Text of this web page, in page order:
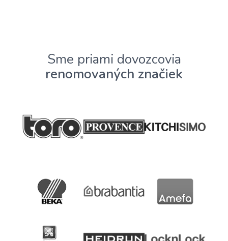
Sme priami dovozcovia
renomovaných značiek